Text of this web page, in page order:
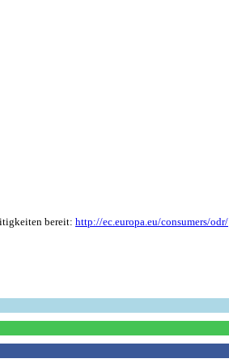
bereit: http://ec.europa.eu/consumers/odr/